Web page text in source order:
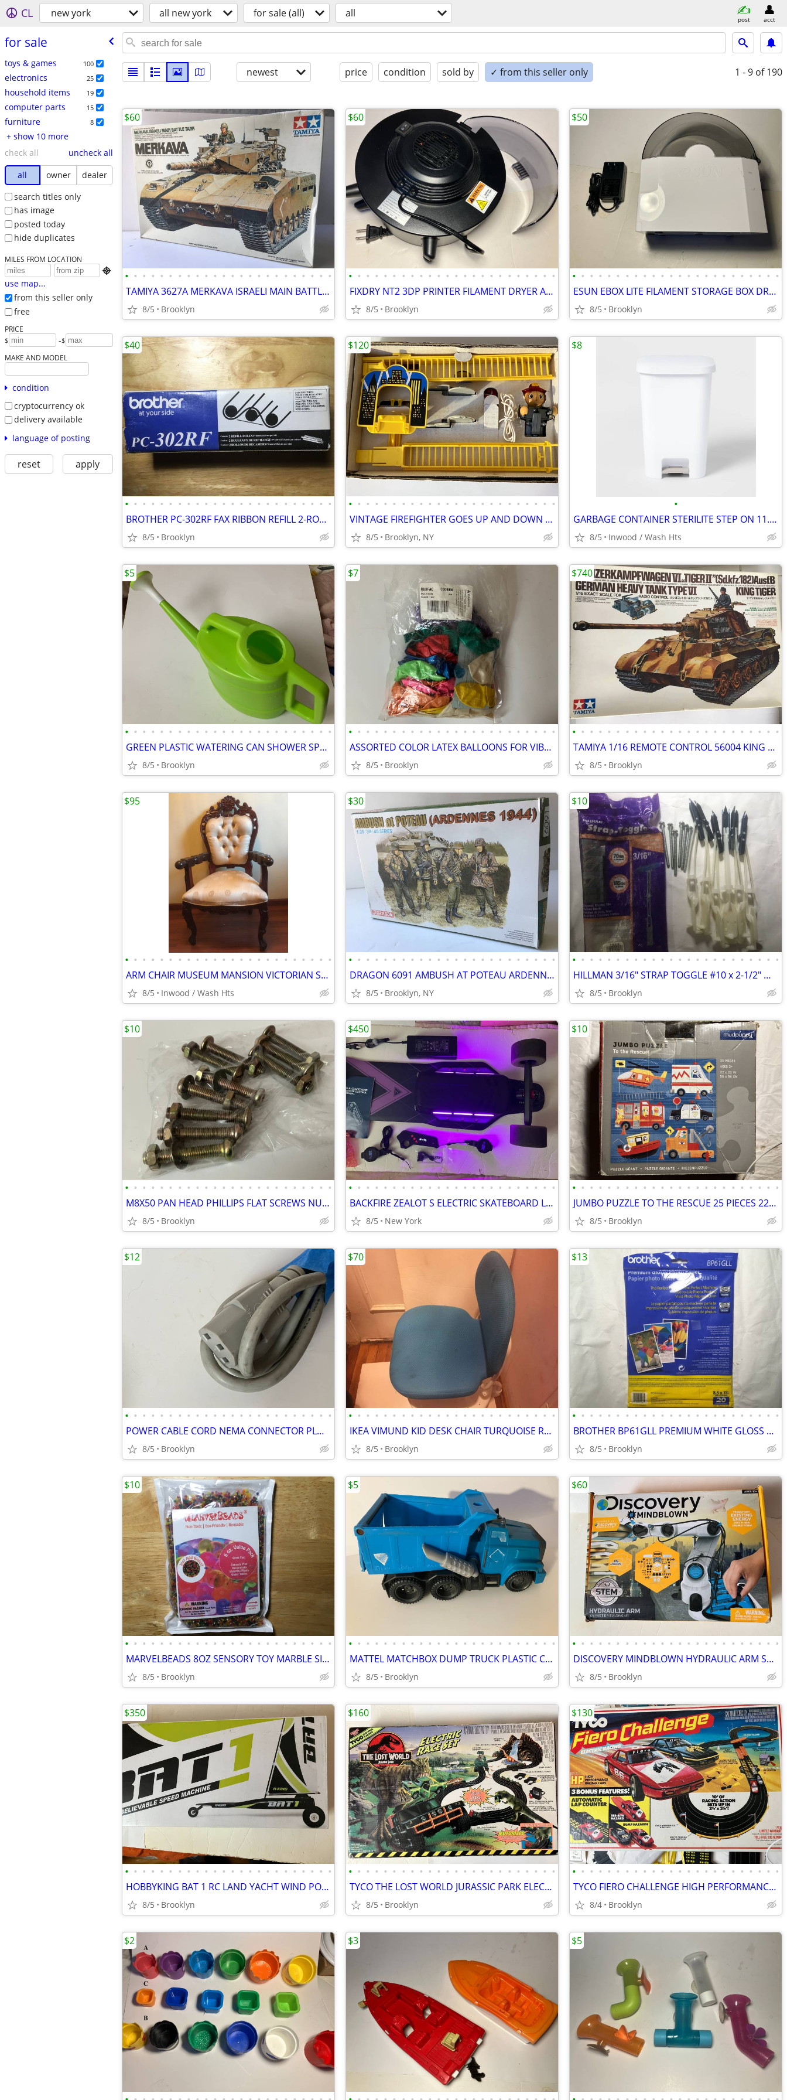
CL new york all new york for sale (all) all post acct
for sale
toys & games 100
electronics 25
household items 19
computer parts 15
furniture 8
+ show 10 more
check all
uncheck all
all
owner
dealer
search titles only
has image
posted today
hide duplicates
MILES FROM LOCATION

use map...
from this seller only
free
PRICE
$ -$
MAKE AND MODEL
condition
cryptocurrency ok
delivery available
language of posting
reset apply
newest price condition sold by ✓ from this seller only 1 - 9 of 190
• • • • • • • • • • • • • • • • • • • • • • • •
TAMIYA 3627A MERKAVA ISRAELI MAIN BATTLE TANK HIGH DETAIL SCALE MODEL
8/5 Brooklyn
$60
• • • • • • • • • • • • • • • • • • • • • • • •
FIXDRY NT2 3DP PRINTER FILAMENT DRYER ADVANCED MOISTURE CONTROL SYSTEM
8/5 Brooklyn
$60
• • • • • • • • • • • • • • • • • • • • • • • •
ESUN EBOX LITE FILAMENT STORAGE BOX DRYER FOR 3D PRINTING MATERIAL PRO
8/5 Brooklyn
$50
• • • • • • • • • • • • • • • • • • • • • • • •
BROTHER PC-302RF FAX RIBBON REFILL 2-ROLL PACK FOR BROTHER PLAIN PAPER
8/5 Brooklyn
$40
• • • • • • • • • • • • • • • • • • • • • • • •
VINTAGE FIREFIGHTER GOES UP AND DOWN LADDER MAN TOY BATTERY OPERATED
8/5 Brooklyn, NY
$120
•
GARBAGE CONTAINER STERILITE STEP ON 11.9 GAL WHITE POLYPROPYLENE
8/5 Inwood / Wash Hts
$8
• • • • • • • • • • • • • • • • • • • • • • • •
GREEN PLASTIC WATERING CAN SHOWER SPRINKLER HEAD FEED PLANTS OVAL TANK
8/5 Brooklyn
$5
• • • • • • • • • • • • • • • • • • • • • • • •
ASSORTED COLOR LATEX BALLOONS FOR VIBRANT PARTY DECORATIONS EVERYWHERE
8/5 Brooklyn
$7
• • • • • • • • • • • • • • • • • • • • • • • •
TAMIYA 1/16 REMOTE CONTROL 56004 KING TIGER TYPE VI GERMAN TANK RADIO
8/5 Brooklyn
$740
• • • • • • • • • • • • • • • • • • • • • • • •
ARM CHAIR MUSEUM MANSION VICTORIAN STYLE KING QUEEN LUXARY COZY
8/5 Inwood / Wash Hts
$95
• • • • • • • • • • • • • • • • • • • • • • • •
DRAGON 6091 AMBUSH AT POTEAU ARDENNES 1944 1 35 SCALE GERMAN FIGURE SE
8/5 Brooklyn, NY
$30
• • • • • • • • • • • • • • • • • • • • • • • •
HILLMAN 3/16" STRAP TOGGLE #10 x 2-1/2" MACHINE SCREW (6-PACK) DRYWALL
8/5 Brooklyn
$10
• • • • • • • • • • • • • • • • • • • • • • • •
M8X50 PAN HEAD PHILLIPS FLAT SCREWS NUTS WASHERS ZINC YELLOW PLATED 10
8/5 Brooklyn
$10
• • • • • • • • • • • • • • • • • • • • • • • •
BACKFIRE ZEALOT S ELECTRIC SKATEBOARD LONGBOARD HOVERBOARD NEW BATTERY
8/5 New York
$450
• • • • • • • • • • • • • • • • • • • • • • • •
JUMBO PUZZLE TO THE RESCUE 25 PIECES 22"x22" 56x56CM MUDPUPPY COPTER P
8/5 Brooklyn
$10
• • • • • • • • • • • • • • • • • • • • • • • •
POWER CABLE CORD NEMA CONNECTOR PLUG 125 VOLT PVC INSULATION 5FT BLACK
8/5 Brooklyn
$12
• • • • • • • • • • • • • • • • • • • • • • • •
IKEA VIMUND KID DESK CHAIR TURQUOISE ROLLER LEG STAND SAFETY ADJUSTABL
8/5 Brooklyn
$70
• • • • • • • • • • • • • • • • • • • • • • • •
BROTHER BP61GLL PREMIUM WHITE GLOSS PHOTO PAPER 20 PCS 8.5x11" 51LB IN
8/5 Brooklyn
$13
• • • • • • • • • • • • • • • • • • • • • • • •
MARVELBEADS 8OZ SENSORY TOY MARBLE SIZE WATER GEL STRESS BALLS RAINBOW
8/5 Brooklyn
$10
• • • • • • • • • • • • • • • • • • • • • • • •
MATTEL MATCHBOX DUMP TRUCK PLASTIC CONSTRUCTION VEHICLE KIDS J4769
8/5 Brooklyn
$5
• • • • • • • • • • • • • • • • • • • • • • • •
DISCOVERY MINDBLOWN HYDRAULIC ARM STEM PLASTIC DIY BUILDING KIT SET
8/5 Brooklyn
$60
• • • • • • • • • • • • • • • • • • • • • • • •
HOBBYKING BAT 1 RC LAND YACHT WIND POWERED HIGH SPEED SAIL RACER FUN
8/5 Brooklyn
$350
• • • • • • • • • • • • • • • • • • • • • • • •
TYCO THE LOST WORLD JURASSIC PARK ELECTRIC SLOT CAR RACE SET VINTAGE
8/5 Brooklyn
$160
• • • • • • • • • • • • • • • • • • • • • • • •
TYCO FIERO CHALLENGE HIGH PERFORMANCE ELECTRIC SLOT CAR SET LAP COUNT
8/4 Brooklyn
$130
$2 $3 $5